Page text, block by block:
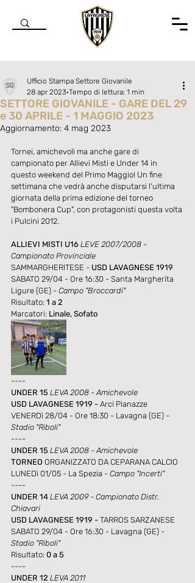
SETTORE GIOVANILE - GARE DEL 29
e 30 APRILE - 1 MAGGIO 2023
Ufficio Stampa Settore Giovanile
28 apr 2023 Tempo di lettura: 1 min
Aggiornamento: 4 mag 2023
Tornei, amichevoli ma anche gare di
campionato per Allievi Misti e Under 14 in
questo weekend del Primo Maggio! Un fine
settimana che vedrà anche disputarsi l'ultima
giornata della prima edizione del torneo
"Bombonera Cup", con protagonisti questa volta
i Pulcini 2012.
ALLIEVI MISTI U16 LEVE 2007/2008 -
Campionato Provinciale
SAMMARGHERITESE - USD LAVAGNESE 1919
SABATO 29/04 - Ore 16:30 - Santa Margherita
Ligure (GE) - Campo "Broccardi"
Risultato: 1 a 2
Marcatori: Linale, Sofato
----
UNDER 15 LEVA 2008 - Amichevole
USD LAVAGNESE 1919 - Arci Pianazze
VENERDì 28/04 - Ore 18:30 - Lavagna (GE) -
Stadio "Riboli"
----
UNDER 15 LEVA 2008 - Amichevole
TORNEO ORGANIZZATO DA CEPARANA CALCIO
LUNEDì 01/05 - La Spezia - Campo "Incerti"
----
UNDER 14 LEVA 2009 - Campionato Distr.
Chiavari
USD LAVAGNESE 1919 - TARROS SARZANESE
SABATO 29/04 - Ore 16:30 - Lavagna (GE) -
Stadio "Riboli"
Risultato: 0 a 5
----
UNDER 12 LEVA 2011